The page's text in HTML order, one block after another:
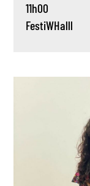
11h00
FestiWHalll